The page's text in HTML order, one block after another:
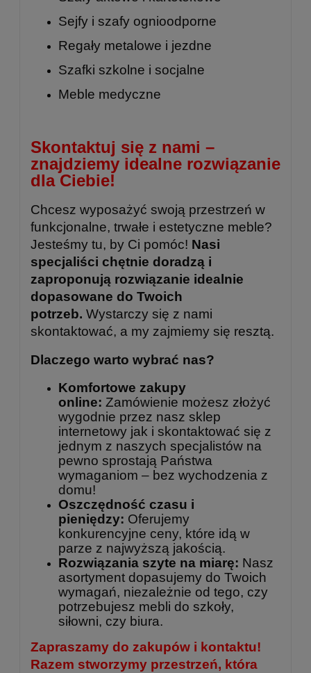
Sejfy i szafy ognioodporne
Regały metalowe i jezdne
Szafki szkolne i socjalne
Meble medyczne
Skontaktuj się z nami –
znajdziemy idealne rozwiązanie
dla Ciebie!
Chcesz wyposażyć swoją przestrzeń w
funkcjonalne, trwałe i estetyczne meble?
Jesteśmy tu, by Ci pomóc! Nasi
specjaliści chętnie doradzą i
zaproponują rozwiązanie idealnie
dopasowane do Twoich
potrzeb. Wystarczy się z nami
skontaktować, a my zajmiemy się resztą.
Dlaczego warto wybrać nas?
Komfortowe zakupy
online: Zamówienie możesz złożyć
wygodnie przez nasz sklep
internetowy jak i skontaktować się z
jednym z naszych specjalistów na
pewno sprostają Państwa
wymaganiom – bez wychodzenia z
domu!
Oszczędność czasu i
pieniędzy: Oferujemy
konkurencyjne ceny, które idą w
parze z najwyższą jakością.
Rozwiązania szyte na miarę: Nasz
asortyment dopasujemy do Twoich
wymagań, niezależnie od tego, czy
potrzebujesz mebli do szkoły,
siłowni, czy biura.
Zapraszamy do zakupów i kontaktu!
Razem stworzymy przestrzeń, która